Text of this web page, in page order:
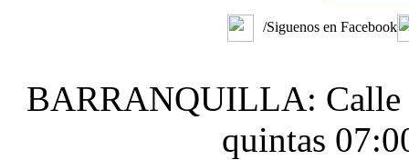
/Siguenos en Facebook
BARRANQUILLA: Calle
quintas